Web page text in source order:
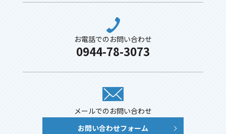
お電話でのお問い合わせ
0944-78-3073
メールでのお問い合わせ
お問い合わせフォーム